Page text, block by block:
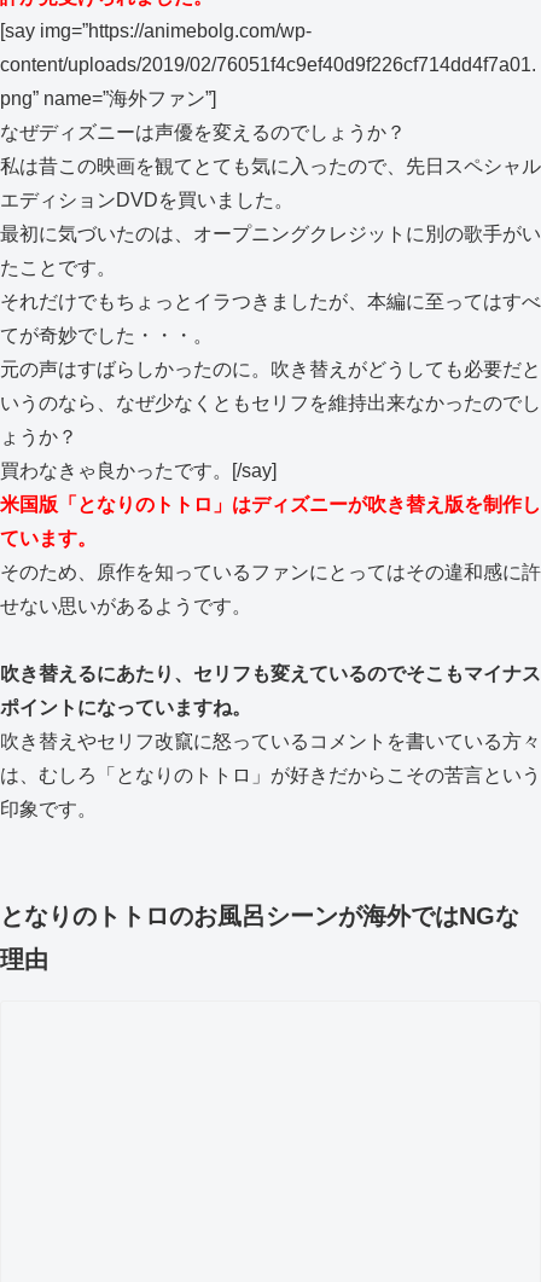
[say img=”https://animebolg.com/wp-
content/uploads/2019/02/76051f4c9ef40d9f226cf714dd4f7a01.
png” name=”海外ファン”]
なぜディズニーは声優を変えるのでしょうか？
私は昔この映画を観てとても気に入ったので、先日スペシャル
エディションDVDを買いました。
最初に気づいたのは、オープニングクレジットに別の歌手がい
たことです。
それだけでもちょっとイラつきましたが、本編に至ってはすべ
てが奇妙でした・・・。
元の声はすばらしかったのに。吹き替えがどうしても必要だと
いうのなら、なぜ少なくともセリフを維持出来なかったのでし
ょうか？
買わなきゃ良かったです。[/say]
米国版「となりのトトロ」はディズニーが吹き替え版を制作し
ています。
そのため、原作を知っているファンにとってはその違和感に許
せない思いがあるようです。
吹き替えるにあたり、セリフも変えているのでそこもマイナス
ポイントになっていますね。
吹き替えやセリフ改竄に怒っているコメントを書いている方々
は、むしろ「となりのトトロ」が好きだからこその苦言という
印象です。
となりのトトロのお風呂シーンが海外ではNGな
理由